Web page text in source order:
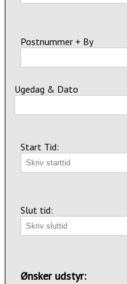
Postnummer + By
Ugedag & Dato
Start Tid:
Slut tid:
Ønsker udstyr: